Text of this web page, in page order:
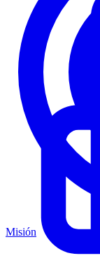
Misión